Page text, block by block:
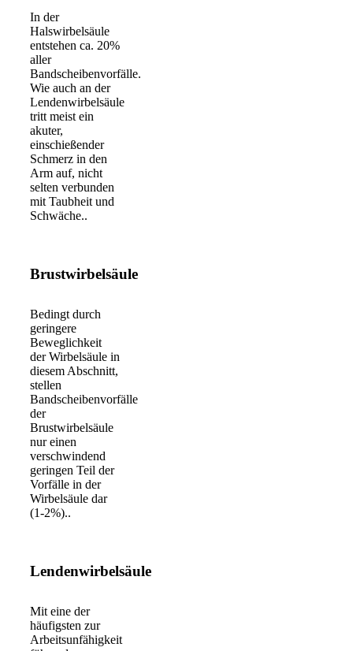
In der
Halswirbelsäule
entstehen ca. 20%
aller
Bandscheibenvorfälle.
Wie auch an der
Lendenwirbelsäule
tritt meist ein
akuter,
einschießender
Schmerz in den
Arm auf, nicht
selten verbunden
mit Taubheit und
Schwäche..
Brustwirbelsäule
Bedingt durch
geringere
Beweglichkeit
der Wirbelsäule in
diesem Abschnitt,
stellen
Bandscheibenvorfälle
der
Brustwirbelsäule
nur einen
verschwindend
geringen Teil der
Vorfälle in der
Wirbelsäule dar
(1-2%)..
Lendenwirbelsäule
Mit eine der
häufigsten zur
Arbeitsunfähigkeit